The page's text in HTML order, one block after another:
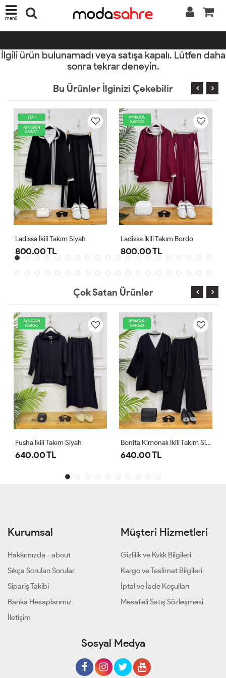
menü
İlgili ürün bulunamadı veya satışa kapalı. Lütfen daha
sonra tekrar deneyin.
Bu Ürünler İlginizi Çekebilir
İkili Takım Siyah
TL
AYNIGÜN
KARGO
Ladissa İkili Takım Bordo
800.00 TL
YENİ
AYNIGÜN
Çok Satan Ürünler
AYNIGÜN
KARGO
Fusha İkili Takım Siyah
640.00 TL
AYNIGÜN
KARGO
Bonita Kimonalı İkili Takım Siyah
640.00 TL
Kurumsal
Hakkımızda - about
Sıkça Sorulan Sorular
Sipariş Takibi
Banka Hesaplarımız
İletişim
Müşteri Hizmetleri
Gizlilik ve Kvkk Bilgileri
Kargo ve Teslimat Bilgileri
İptal ve İade Koşulları
Mesafeli Satış Sözleşmesi
Sosyal Medya